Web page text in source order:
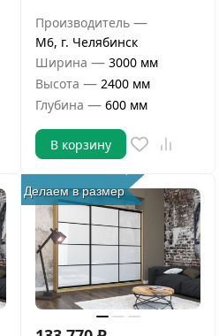
Производитель —
М6, г. Челябинск
Ширина — 3000 мм
Высота — 2400 мм
Глубина — 600 мм
В корзину
Делаем в размер